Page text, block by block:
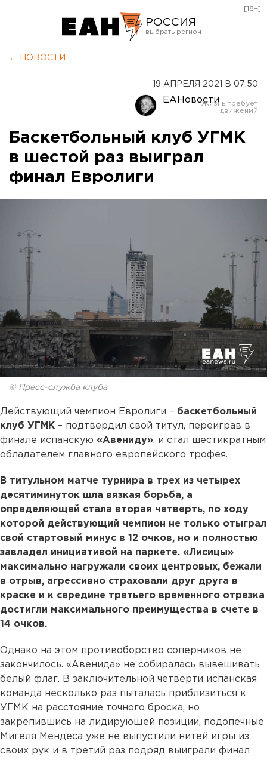
РОССИЯ
Оренбург
[18+]
← НОВОСТИ
19 АПРЕЛЯ 2021 В 07:50
ЕАНовости
Баскетбольный клуб УГМК
в шестой раз выиграл
финал Евролиги
© Пресс-служба клуба
Действующий чемпион Евролиги – баскетбольный
клуб УГМК – подтвердил свой титул, переиграв в
финале испанскую «Авениду», и стал шестикратным
обладателем главного европейского трофея.
В титульном матче турнира в трех из четырех
десятиминуток шла вязкая борьба, а
определяющей стала вторая четверть, по ходу
которой действующий чемпион не только отыграл
свой стартовый минус в 12 очков, но и полностью
завладел инициативой на паркете. «Лисицы»
максимально нагружали своих центровых, бежали
в отрыв, агрессивно страховали друг друга в
краске и к середине третьего временного отрезка
достигли максимального преимущества в счете в
14 очков.
Однако на этом противоборство соперников не
закончилось. «Авенида» не собиралась вывешивать
белый флаг. В заключительной четверти испанская
команда несколько раз пыталась приблизиться к
УГМК на расстояние точного броска, но
закрепившись на лидирующей позиции, подопечные
Мигеля Мендеса уже не выпустили нитей игры из
своих рук и в третий раз подряд выиграли финал